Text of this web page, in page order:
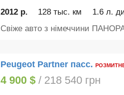
2012 р. 128 тыс. км 1.6 л.
Свіже авто з німеччини
Peugeot Partner пасс.
4 900 $/ 218 540 грн